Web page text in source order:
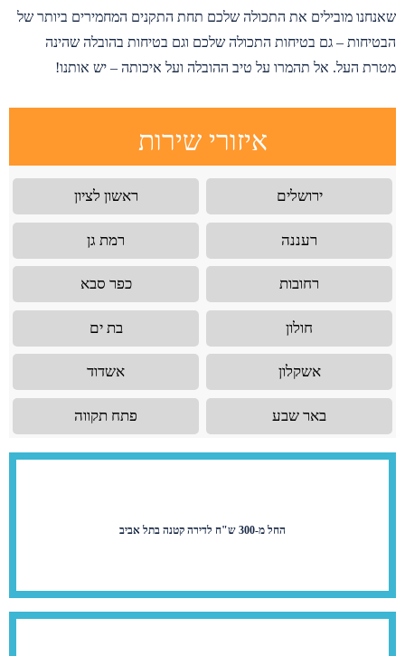
שאנחנו מובילים את התכולה שלכם תחת התקנים המחמירים ביותר של
הבטיחות – גם בטיחות התכולה שלכם וגם בטיחות בהובלה שהינה
מטרת העל. אל תהמרו על טיב ההובלה ועל איכותה – יש אותנו!
איזורי שירות
ירושלים ראשון לציון
רעננה רמת גן
רחובות כפר סבא
חולון בת ים
אשקלון אשדוד
באר שבע פתח תקווה
החל מ-300 ש"ח לדירה קטנה בתל אביב